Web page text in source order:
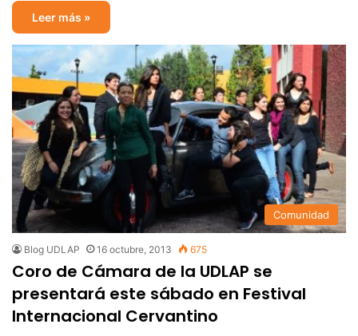
Leer más »
Comunidad
Blog UDLAP 16 octubre, 2013 675
Coro de Cámara de la UDLAP se
presentará este sábado en Festival
Internacional Cervantino